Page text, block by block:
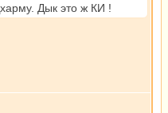
Дык это ж КИ !